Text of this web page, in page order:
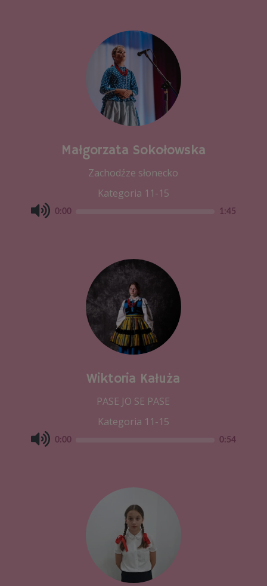
Małgorzata Sokołowska
Zachodźze słonecko
Kategoria 11-15
0:00 1:45
Wiktoria Kałuża
PASE JO SE PASE
Kategoria 11-15
0:00 0:54